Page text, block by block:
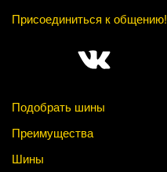
Присоединиться к общению!
Подобрать шины
Преимущества
Шины